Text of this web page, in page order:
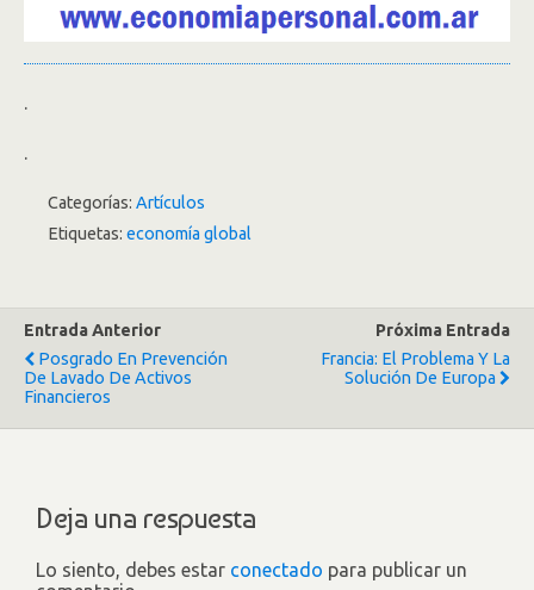
.
.
Categorías: Artículos
Etiquetas: economía global
Entrada Anterior
Posgrado En Prevención
De Lavado De Activos
Financieros
Próxima Entrada
Francia: El Problema Y La
Solución De Europa
Deja una respuesta
Lo siento, debes estar conectado para publicar un